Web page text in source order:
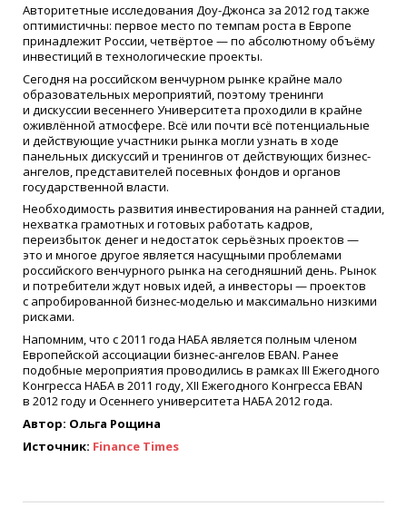
Авторитетные исследования Доу-Джонса за 2012 год также
оптимистичны: первое место по темпам роста в Европе
принадлежит России, четвёртое — по абсолютному объёму
инвестиций в технологические проекты.
Сегодня на российском венчурном рынке крайне мало
образовательных мероприятий, поэтому тренинги
и дискуссии весеннего Университета проходили в крайне
оживлённой атмосфере. Всё или почти всё потенциальные
и действующие участники рынка могли узнать в ходе
панельных дискуссий и тренингов от действующих бизнес-
ангелов, представителей посевных фондов и органов
государственной власти.
Необходимость развития инвестирования на ранней стадии,
нехватка грамотных и готовых работать кадров,
переизбыток денег и недостаток серьёзных проектов —
это и многое другое является насущными проблемами
российского венчурного рынка на сегодняшний день. Рынок
и потребители ждут новых идей, а инвесторы — проектов
с апробированной бизнес-моделью и максимально низкими
рисками.
Напомним, что с 2011 года НАБА является полным членом
Европейской ассоциации бизнес-ангелов EBAN. Ранее
подобные мероприятия проводились в рамках III Ежегодного
Конгресса НАБА в 2011 году, XII Ежегодного Конгресса EBAN
в 2012 году и Осеннего университета НАБА 2012 года.
Автор: Ольга Рощина
Источник: Finance Times